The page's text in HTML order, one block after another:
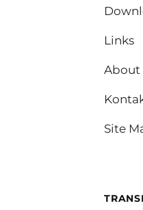
Links
About
Site